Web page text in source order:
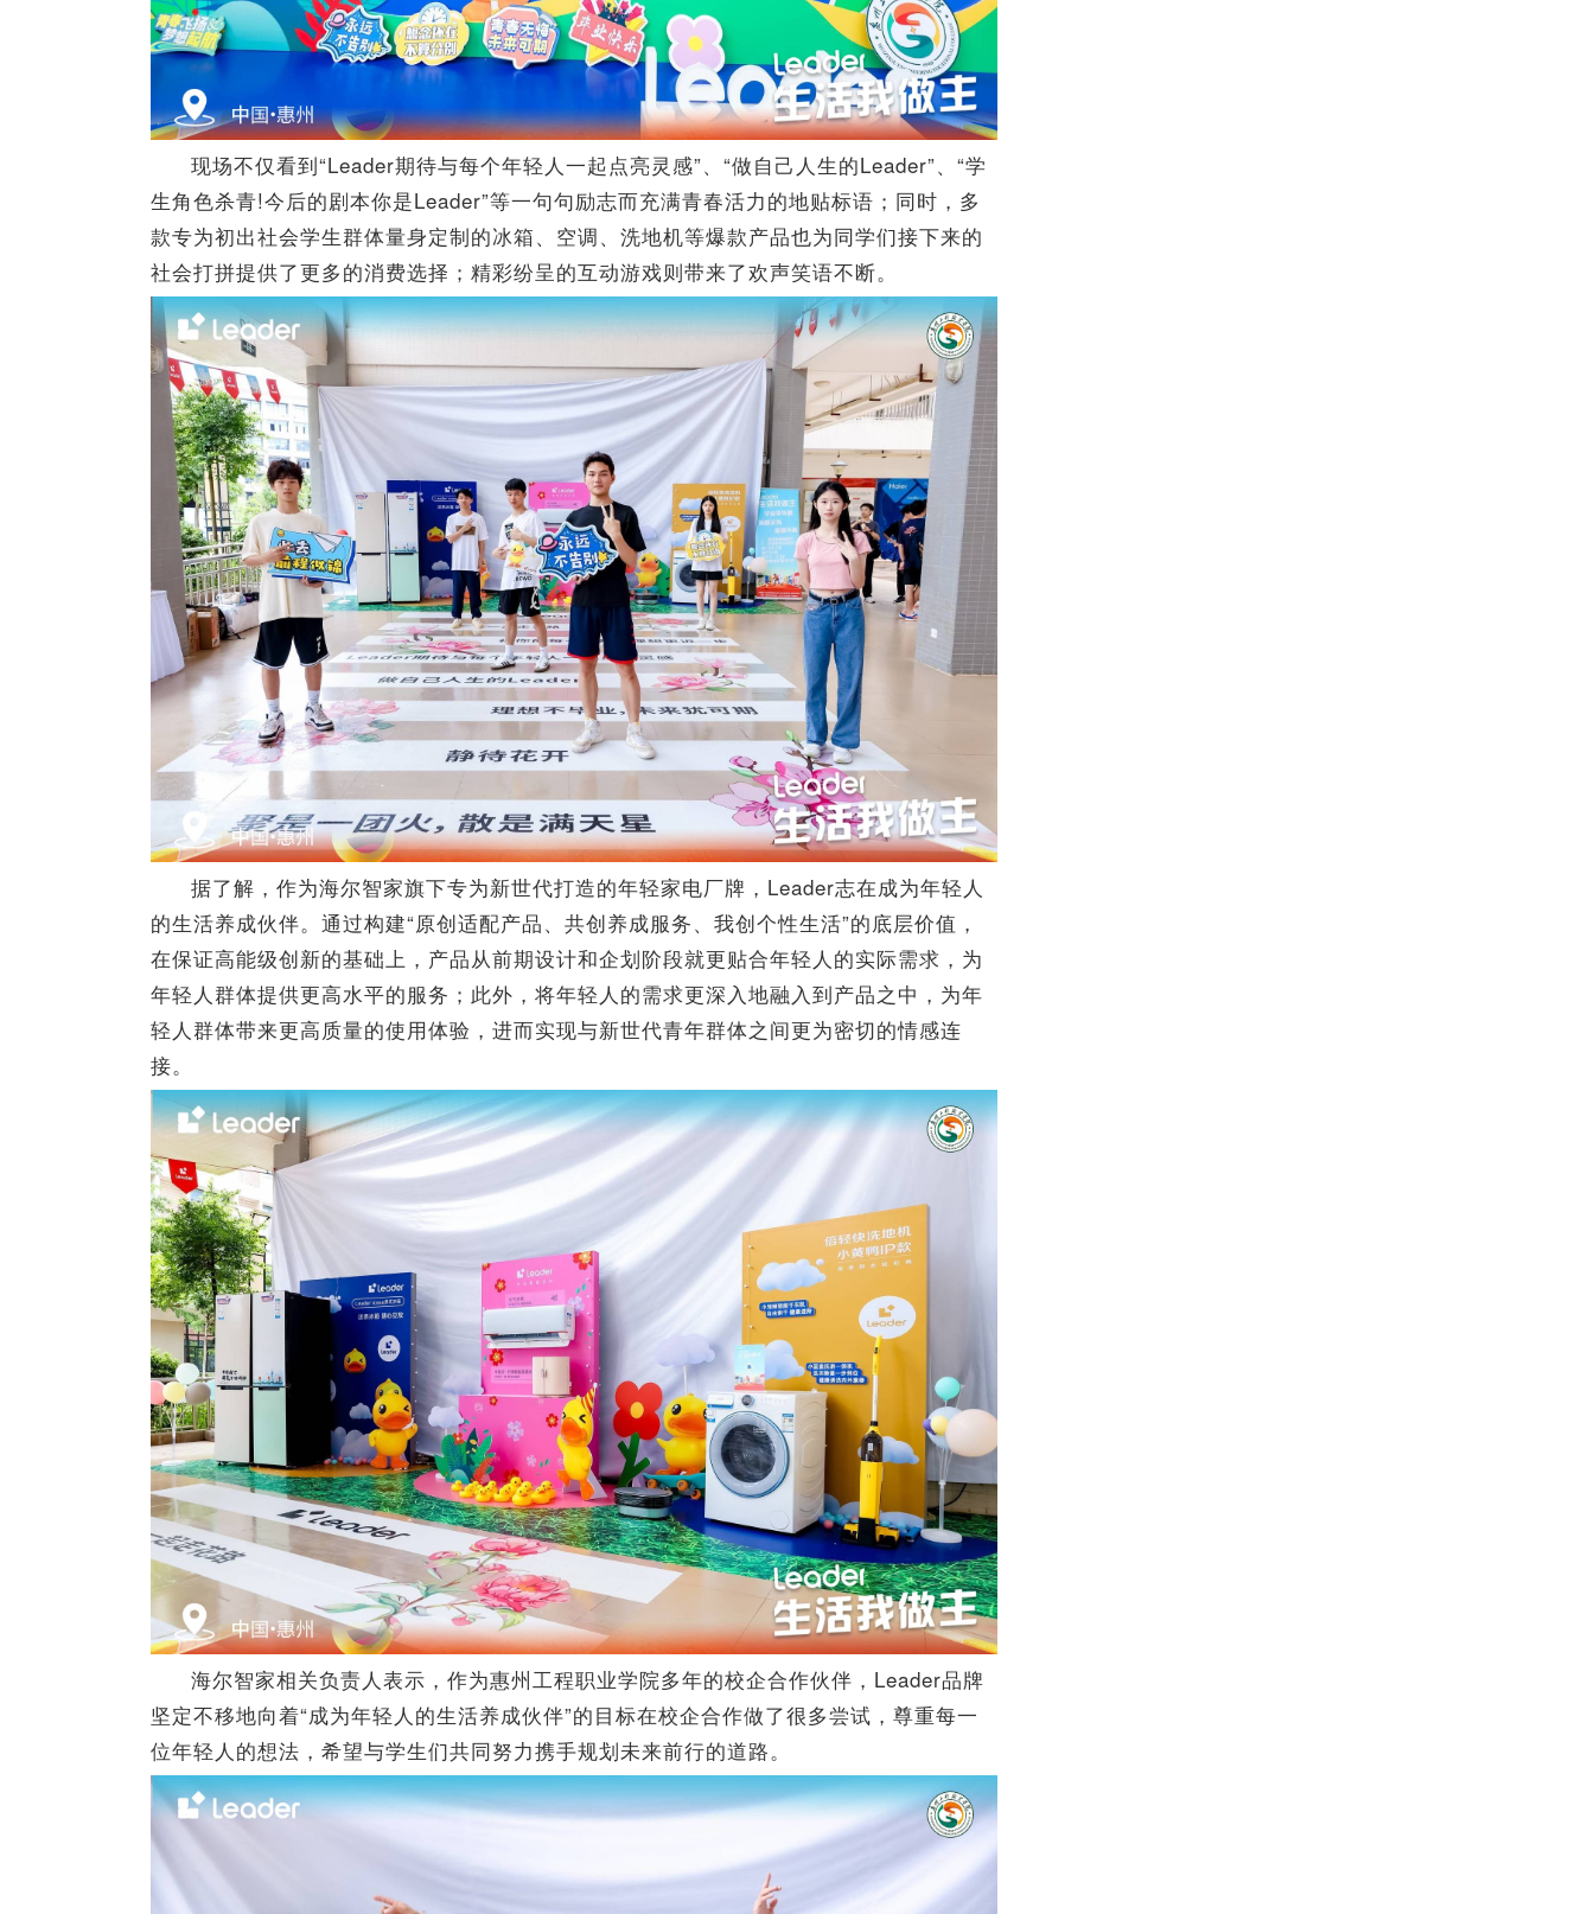
现场不仅看到“Leader期待与每个年轻人一起点亮灵感”、“做自己人生的Leader”、“学
生角色杀青!今后的剧本你是Leader”等一句句励志而充满青春活力的地贴标语；同时，多
款专为初出社会学生群体量身定制的冰箱、空调、洗地机等爆款产品也为同学们接下来的
社会打拼提供了更多的消费选择；精彩纷呈的互动游戏则带来了欢声笑语不断。
据了解，作为海尔智家旗下专为新世代打造的年轻家电厂牌，Leader志在成为年轻人
的生活养成伙伴。通过构建“原创适配产品、共创养成服务、我创个性生活”的底层价值，
在保证高能级创新的基础上，产品从前期设计和企划阶段就更贴合年轻人的实际需求，为
年轻人群体提供更高水平的服务；此外，将年轻人的需求更深入地融入到产品之中，为年
轻人群体带来更高质量的使用体验，进而实现与新世代青年群体之间更为密切的情感连
接。
海尔智家相关负责人表示，作为惠州工程职业学院多年的校企合作伙伴，Leader品牌
坚定不移地向着“成为年轻人的生活养成伙伴”的目标在校企合作做了很多尝试，尊重每一
位年轻人的想法，希望与学生们共同努力携手规划未来前行的道路。